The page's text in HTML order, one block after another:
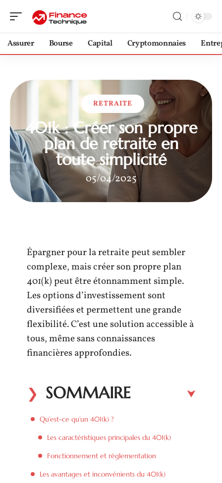
Assurer Bourse Capital Cryptomonnaies
RETRAITE
401k : Créer son propre
plan de retraite en
toute simplicité
05/04/2025
Épargner pour la retraite peut sembler
complexe, mais créer son propre plan
401(k) peut être étonnamment simple.
Les options d’investissement sont
diversifiées et permettent une grande
flexibilité. C’est une solution accessible à
tous, même sans connaissances
financières approfondies.
SOMMAIRE
Qu’est-ce qu’un 401(k) ?
Les caractéristiques principales du 401(k)
Fonctionnement et réglementation
Les avantages et inconvénients du 401(k)